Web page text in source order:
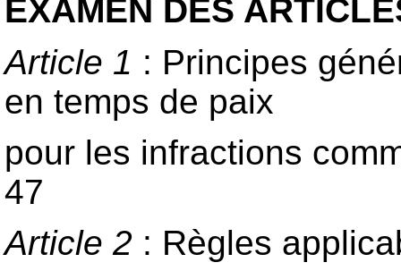
EXAMEN DES
Article 1 : Principes
en temps de paix
pour les infractions
47
Article 2 : Règles